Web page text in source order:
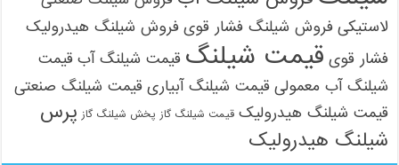
لاستیکی فروش شیلنگ فشار قوی فروش شیلنگ هیدرولیک
فشار قوی قیمت شیلنگ قیمت شیلنگ آب قیمت
شیلنگ آب معمولی قیمت شیلنگ آبیاری قیمت شیلنگ صنعتی
قیمت شیلنگ هیدرولیک قیمت شیلنگ گاز پخش شیلنگ گاز پرس
شیلنگ هیدرولیک